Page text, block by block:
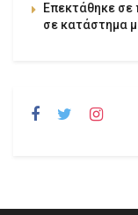
Επεκτάθηκε
σε κατάστημα